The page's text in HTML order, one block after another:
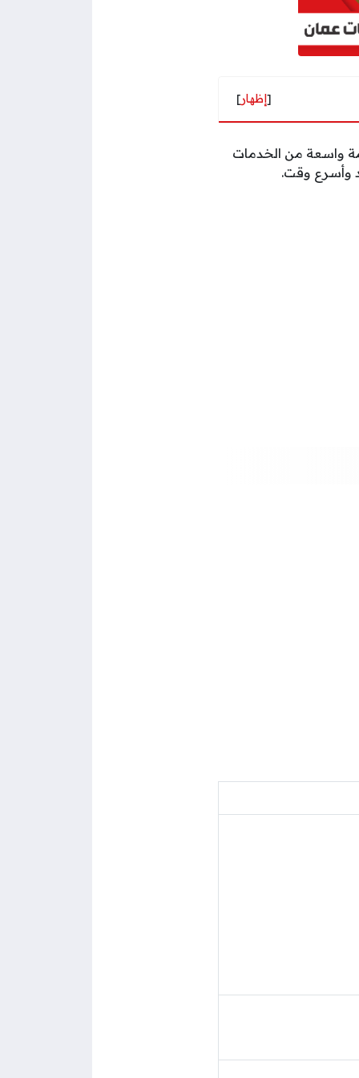
[إظهار]
واسعة من الخدمات
وأسرع وقت.